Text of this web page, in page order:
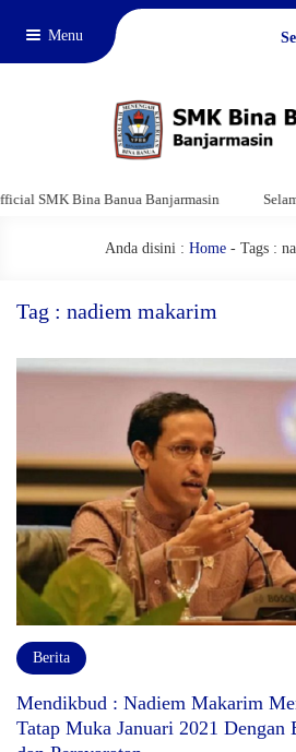
Menu
SMK Bina Banua Banjarmasin
Anda disini : Home- Tags :
Tag : nadiem makarim
Berita
Mendikbud : Nadiem Makarim
Tatap Muka Januari 2021 Dengan